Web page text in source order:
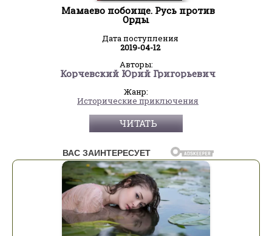
Мамаево побоище. Русь против
Орды
Дата поступления
2019-04-12
Авторы:
Корчевский Юрий Григорьевич
Жанр:
Исторические приключения
ЧИТАТЬ